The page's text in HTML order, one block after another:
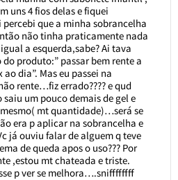
uns 4 fios delas e fiquei
que a minha sobrancelha
não tinha praticamente nada
a esquerda,sabe? Ai tava
produto:” passar bem rente a
dia”. Mas eu passei na
rente…fiz errado???? e qud
um pouco demais de gel e
mt quantidade)…será se
era p aplicar na sobrancelha e
já ouviu falar de alguem q teve
de queda apos o uso??? Por
,estou mt chateada e triste.
p ver se melhora….sniffffffff